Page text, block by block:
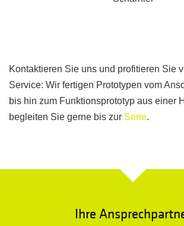
Kontaktieren Sie uns und profitieren Sie
Service: Wir fertigen Prototypen vom
bis hin zum Funktionsprototyp aus einer
begleiten Sie gerne bis zur Serie.
Ihre